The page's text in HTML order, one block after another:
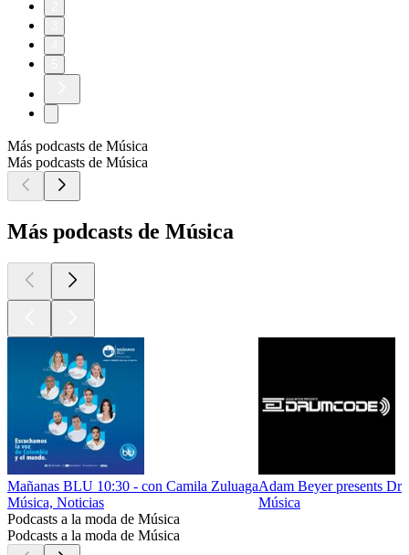
Más podcasts de Música
Más podcasts de Música
Más podcasts de Música
Mañanas BLU 10:30 - con Camila Zuluaga
Música, Noticias
Adam Beyer presents
Música
Podcasts a la moda de Música
Podcasts a la moda de Música